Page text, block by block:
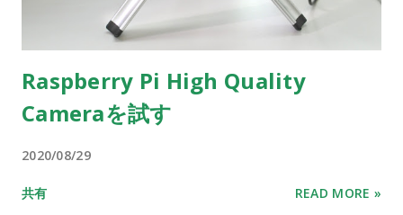
Raspberry Pi High Quality
Cameraを試す
2020/08/29
共有 READ MORE »